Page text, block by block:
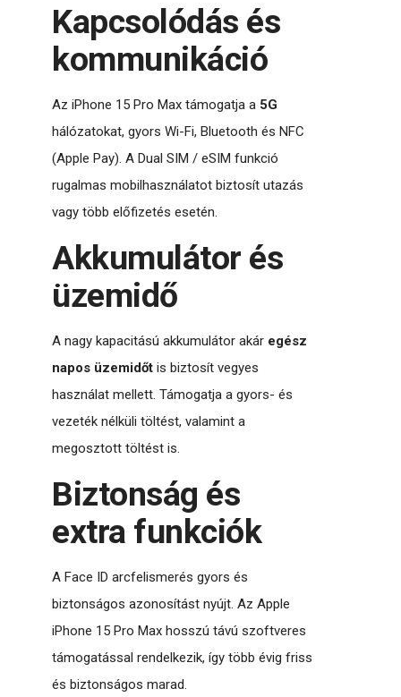
Kapcsolódás és
kommunikáció
Az iPhone 15 Pro Max támogatja a 5G
hálózatokat, gyors Wi-Fi, Bluetooth és NFC
(Apple Pay). A Dual SIM / eSIM funkció
rugalmas mobilhasználatot biztosít utazás
vagy több előfizetés esetén.
Akkumulátor és
üzemidő
A nagy kapacitású akkumulátor akár egész
napos üzemidőt is biztosít vegyes
használat mellett. Támogatja a gyors- és
vezeték nélküli töltést, valamint a
megosztott töltést is.
Biztonság és
extra funkciók
A Face ID arcfelismerés gyors és
biztonságos azonosítást nyújt. Az Apple
iPhone 15 Pro Max hosszú távú szoftveres
támogatással rendelkezik, így több évig friss
és biztonságos marad.